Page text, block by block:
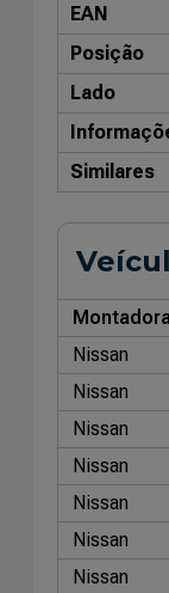
EAN
Posição
Lado
Similares
Nissan
Nissan
Nissan
Nissan
Nissan
Nissan
Nissan